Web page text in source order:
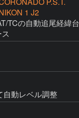
1 J2
TCの自動追尾経緯台
自動レベル調整